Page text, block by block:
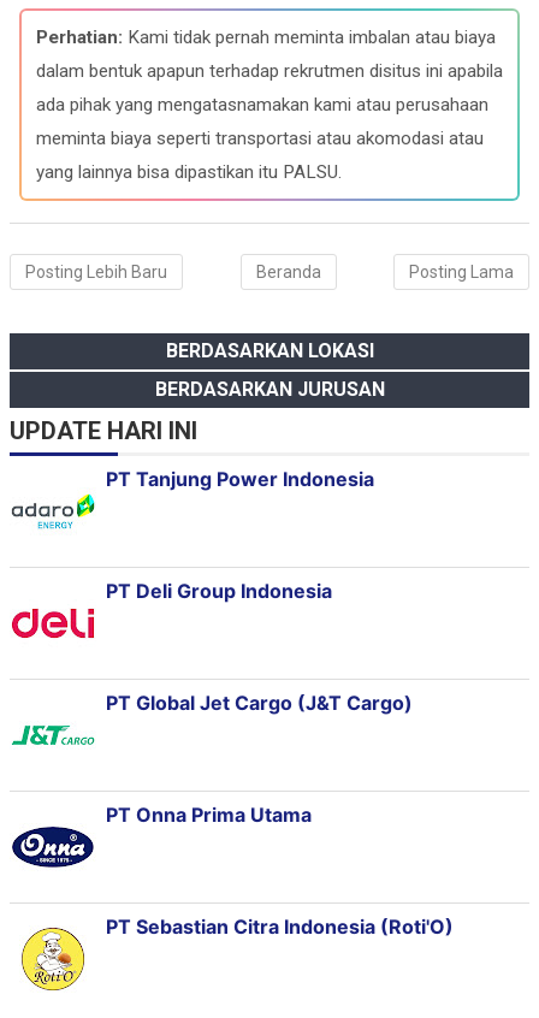
e
b
o
o
e
g
r
a
t
s
A
p
k
e
d
I
Perhatian: Kami tidak pernah meminta imbalan atau biaya
dalam bentuk apapun terhadap rekrutmen disitus ini apabila
ada pihak yang mengatasnamakan kami atau perusahaan
meminta biaya seperti transportasi atau akomodasi atau
yang lainnya bisa dipastikan itu PALSU.
Posting Lebih Baru Posting Lama
Beranda
BERDASARKAN LOKASI
BERDASARKAN JURUSAN
UPDATE HARI INI